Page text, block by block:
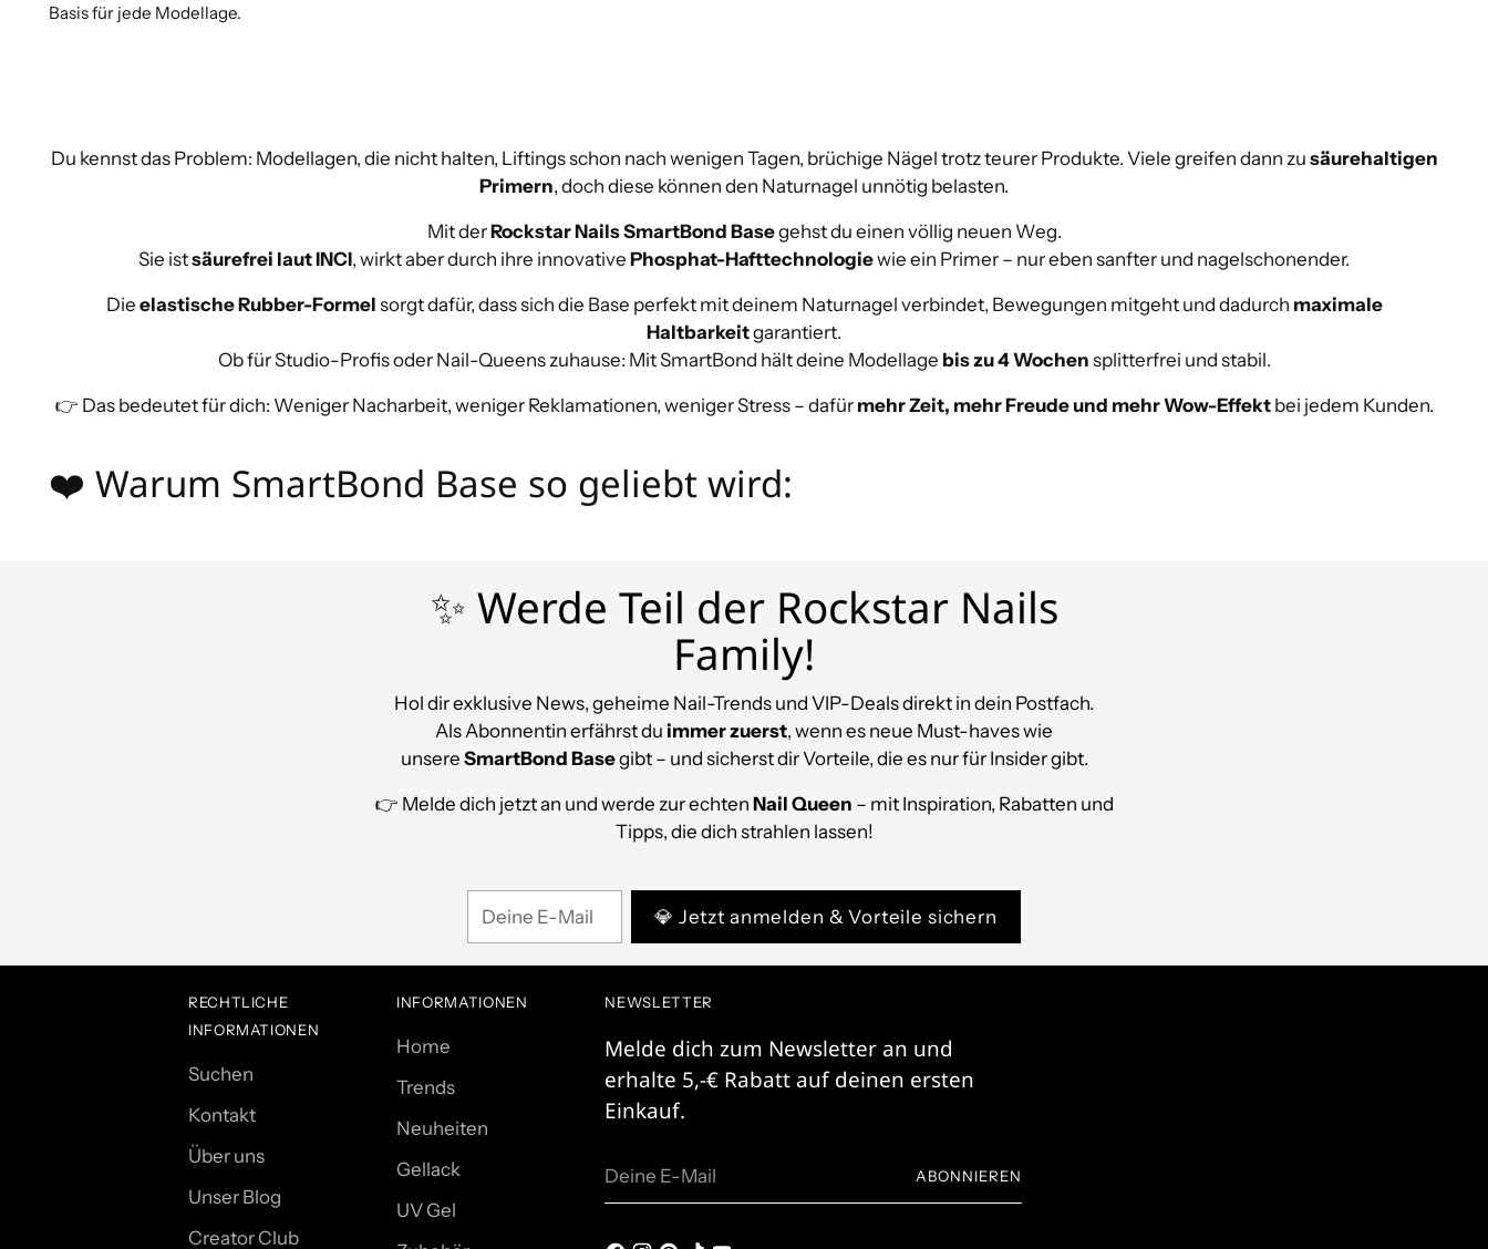
Basis für jede Modellage.
Du kennst das Problem: Modellagen, die nicht halten, Liftings schon nach wenigen Tagen, brüchige Nägel trotz teurer Produkte. Viele greifen dann zu säurehaltigen
Primern, doch diese können den Naturnagel unnötig belasten.
Mit derRockstar Nails SmartBond Basegehst du einen völlig neuen Weg.
Sie istsäurefrei laut INCI, wirkt aber durch ihre innovative Phosphat-Hafttechnologiewie ein Primer – nur eben sanfter und nagelschonender.
Die elastische Rubber-Formel sorgt dafür, dass sich die Base perfekt mit deinem Naturnagel verbindet, Bewegungen mitgeht und dadurch maximale
Haltbarkeitgarantiert.
Ob für Studio-Profis oder Nail-Queens zuhause: Mit SmartBond hält deine Modellage bis zu 4 Wochen splitterfrei und stabil.
👉 Das bedeutet für dich: Weniger Nacharbeit, weniger Reklamationen, weniger Stress – dafür mehr Zeit, mehr Freude und mehr Wow-Effektbei jedem Kunden.
❤️ Warum SmartBond Base so geliebt wird:
✨ Werde Teil der Rockstar Nails
Family!
Hol dir exklusive News, geheime Nail-Trends und VIP-Deals direkt in dein Postfach.
Als Abonnentin erfährst du immer zuerst, wenn es neue Must-haves wie
unsere SmartBond Basegibt – und sicherst dir Vorteile, die es nur für Insider gibt.
👉 Melde dich jetzt an und werde zur echten Nail Queen – mit Inspiration, Rabatten und
Tipps, die dich strahlen lassen!
E-
💎 Jetzt anmelden & Vorteile sichern
RECHTLICHE
INFORMATIONEN
Suchen
Kontakt
Über uns
Unser Blog
Creator Club
INFORMATIONEN
Home
Trends
Neuheiten
Gellack
UV Gel
NEWSLETTER
Melde dich zum Newsletter an und
erhalte 5,-€ Rabatt auf deinen ersten
Einkauf.
E-
ABONNIEREN